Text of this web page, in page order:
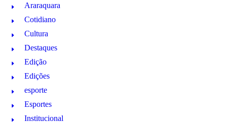
Araraquara
Cotidiano
Cultura
Destaques
Edição
Edições
esporte
Esportes
Institucional